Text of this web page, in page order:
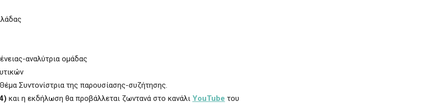
αναλύτρια ομάδας
Συντονίστρια της παρουσίασης-συζήτησης.
και η εκδήλωση θα προβάλλεται ζωντανά στο κανάλι YouTube του